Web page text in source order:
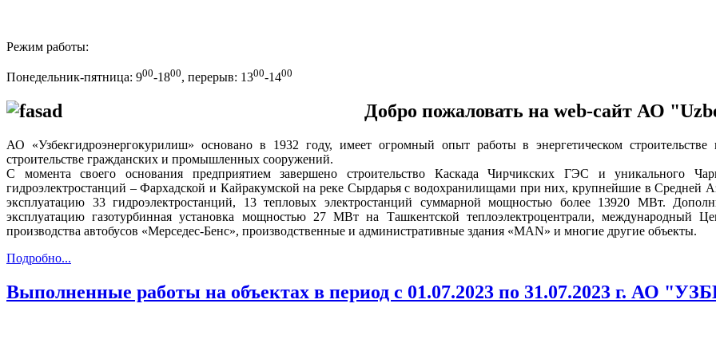
Режим работы:
Понедельник-пятница: 900-1800, перерыв: 1300-1400
Добро пожаловать на web-сайт АО
АО «Узбекгидроэнергокурилиш» основано в 1932 году, имеет огромный опыт работы в энергетическом строительстве
строительстве гражданских и промышленных сооружений.
С момента своего основания предприятием завершено строительство Каскада Чирчикских ГЭС и уникального
гидроэлектростанций – Фархадской и Кайракумской на реке Сырдарья с водохранилищами при них, крупнейшие в Средней
эксплуатацию 33 гидроэлектростанций, 13 тепловых электростанций суммарной мощностью более 13920 МВт.
эксплуатацию газотурбинная установка мощностью 27 МВт на Ташкентской теплоэлектроцентрали,
производства автобусов «Мерседес-Бенс», производственные и административные здания «MAN» и многие другие объекты.
Подробно...
Выполненные работы на объектах в период с 01.07.2023 по 31.07.2023 г.